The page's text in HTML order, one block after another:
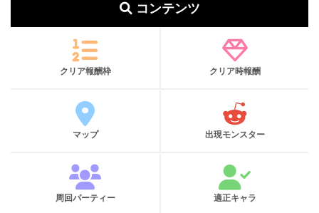
コンテンツ
クリア報酬枠 クリア時報酬
マップ 出現モンスター
周回パーティー 適正キャラ